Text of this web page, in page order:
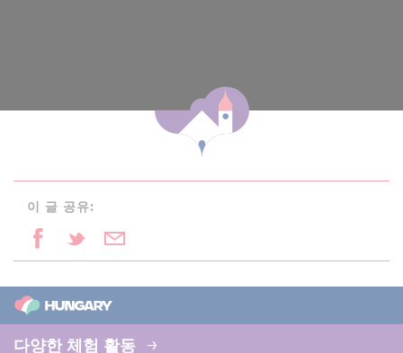
이 글 공유:
다양한 체험 활동